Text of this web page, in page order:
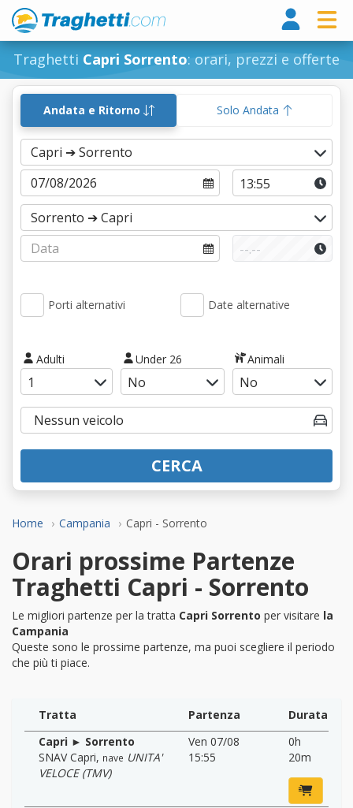
Traghetti Capri Sorrento: orari, prezzi e offerte
Home Campania Capri - Sorrento
Andata e Ritorno Solo Andata
Porti alternativi Date alternative
Adulti Under 26 Animali
CERCA
Orari prossime Partenze
Traghetti Capri - Sorrento
Le migliori partenze per la tratta Capri Sorrento per visitare la
Campania
Queste sono le prossime partenze, ma puoi scegliere il periodo
che più ti piace.
Tratta Partenza
Durata
Capri ► Sorrento
SNAV Capri, nave UNITA'
VELOCE (TMV)
Ven 07/08
15:55
0h
20m